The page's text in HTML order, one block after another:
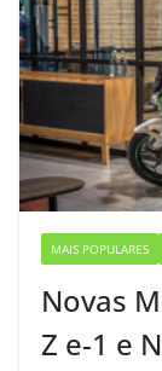
MAIS POPULARES
Novas
Z e-1 e